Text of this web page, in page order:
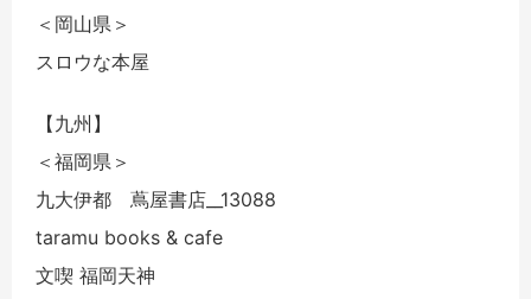
＜岡山県＞
スロウな本屋
【九州】
＜福岡県＞
九大伊都 蔦屋書店__13088
taramu books & cafe
文喫 福岡天神